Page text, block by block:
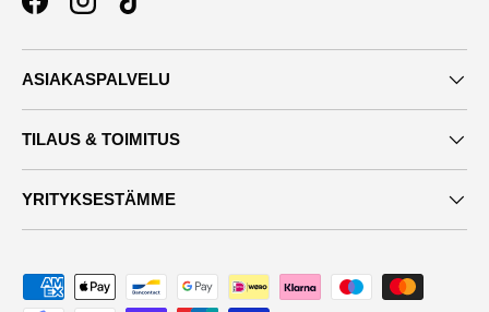
FacebookInstagramTikTok
ASIAKASPALVELU
TILAUS & TOIMITUS
YRITYKSESTÄMME
Maksutavat